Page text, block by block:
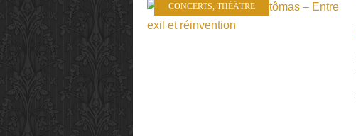
CONCERTS THÉÂTRE